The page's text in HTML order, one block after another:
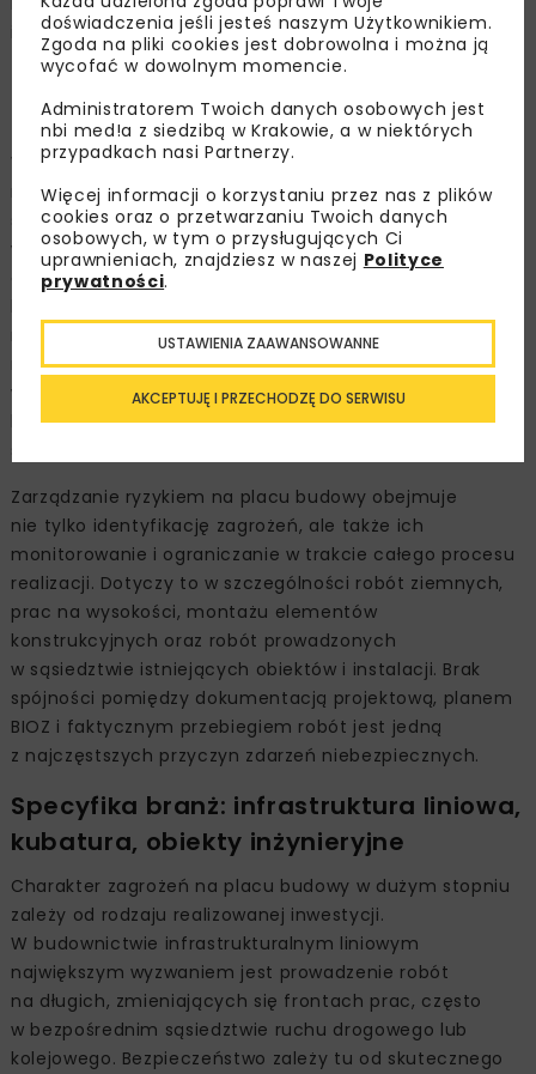
inwestycji.
Organizacja placu budowy
i zarządzanie ryzykiem
Współczesne realizacje coraz rzadziej odbywają się
na terenach odizolowanych. Budowy prowadzone
są w bezpośrednim sąsiedztwie czynnej infrastruktury,
w gęstej zabudowie miejskiej, przy utrzymaniu ruchu
drogowego lub kolejowego. W takich warunkach
na ogólnych zasadach bhp. Kluczowe znaczenie
ma planowanie organizacji robót, koordynacja prac
wielobranżowych oraz
bieżące dostosowywanie rozwiązań do zmieniających
Zarządzanie ryzykiem na placu budowy obejmuje
nie tylko identyfikację zagrożeń, ale także ich
monitorowanie i ograniczanie w trakcie całego procesu
realizacji. Dotyczy to w szczególności robót ziemnych,
prac na wysokości, montażu elementów
konstrukcyjnych oraz robót prowadzonych
w sąsiedztwie istniejących obiektów i instalacji. Brak
spójności pomiędzy dokumentacją projektową, planem
BIOZ i faktycznym przebiegiem robót jest jedną
z najczęstszych przyczyn zdarzeń niebezpiecznych.
Specyfika branż: infrastruktura liniowa,
kubatura, obiekty inżynieryjne
Charakter zagrożeń na placu budowy w dużym stopniu
zależy od rodzaju realizowanej inwestycji.
W budownictwie infrastrukturalnym liniowym
największym wyzwaniem jest prowadzenie robót
na długich, zmieniających się frontach prac, często
w bezpośrednim sąsiedztwie ruchu drogowego lub
kolejowego. Bezpieczeństwo zależy tu od skutecznego
doświadczenia jeśli jesteś naszym Użytkownikiem.
Zgoda na pliki cookies jest dobrowolna i można ją
wycofać w dowolnym momencie.
Administratorem Twoich danych osobowych jest
nbi med!a z siedzibą w Krakowie, a w niektórych
przypadkach nasi Partnerzy.
Więcej informacji o korzystaniu przez nas z plików
cookies oraz o przetwarzaniu Twoich danych
osobowych, w tym o przysługujących Ci
uprawnieniach, znajdziesz w naszej Polityce
prywatności.
AKCEPTUJĘ I PRZECHODZĘ DO SERWISU
USTAWIENIA ZAAWANSOWANNE